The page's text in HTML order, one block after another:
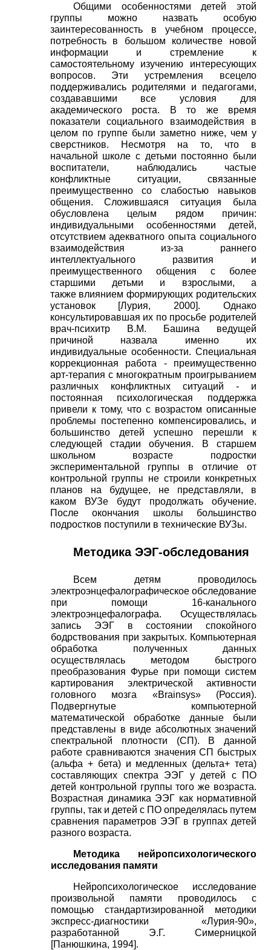
Общими особенностями детей этой
группы можно назвать особую
заинтересованность в учебном процессе,
потребность в большом количестве новой
информации и стремление к
самостоятельному изучению интересующих
вопросов. Эти устремления всецело
поддерживались родителями и педагогами,
создававшими все условия для
академического роста. В то же время
показатели социального взаимодействия в
целом по группе были заметно ниже, чем у
сверстников. Несмотря на то, что в
начальной школе с детьми постоянно были
воспитатели, наблюдались частые
конфликтные ситуации, связанные
преимущественно со слабостью навыков
общения. Сложившаяся ситуация была
обусловлена целым рядом причин:
индивидуальными особенностями детей,
отсутствием адекватного опыта социального
взаимодействия из-за раннего
интеллектуального развития и
преимущественного общения с более
старшими детьми и взрослыми, а
также влиянием формирующих родительских
установок [Лурия, 2000]. Однако
консультировавшая их по просьбе родителей
врач-психитр В.М. Башина ведущей
причиной назвала именно их
индивидуальные особенности. Специальная
коррекционная работа - преимущественно
арт-терапия с многократным проигрыванием
различных конфликтных ситуаций - и
постоянная психологическая поддержка
привели к тому, что с возрастом описанные
проблемы постепенно компенсировались, и
большинство детей успешно перешли к
следующей стадии обучения. В старшем
школьном возрасте подростки
экспериментальной группы в отличие от
контрольной группы не строили конкретных
планов на будущее, не представляли, в
каком ВУЗе будут продолжать обучение.
После окончания школы большинство
подростков поступили в технические ВУЗы.
Методика ЭЭГ-обследования
Всем детям проводилось
электроэнцефалографическое обследование
при помощи 16-канального
электроэнцефалографа. Осуществлялась
запись ЭЭГ в состоянии спокойного
бодрствования при закрытых. Компьютерная
обработка полученных данных
осуществлялась методом быстрого
преобразования Фурье при помощи систем
картирования электрической активности
головного мозга «Brainsys» (Россия).
Подвергнутые компьютерной
математической обработке данные были
представлены в виде абсолютных значений
спектральной плотности (СП). В данной
работе сравниваются значения СП быстрых
(альфа + бета) и медленных (дельта+ тета)
составляющих спектра ЭЭГ у детей с ПО
детей контрольной группы того же возраста.
Возрастная динамика ЭЭГ как нормативной
группы, так и детей с ПО определялась путем
сравнения параметров ЭЭГ в группах детей
разного возраста.
Методика нейропсихологического
исследования памяти
Нейропсихологическое исследование
произвольной памяти проводилось с
помощью стандартизированной методики
экспресс-диагностики «Лурия-90»,
разработанной Э.Г. Симерницкой
[Панюшкина, 1994].